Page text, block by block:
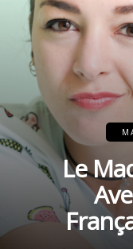
Le